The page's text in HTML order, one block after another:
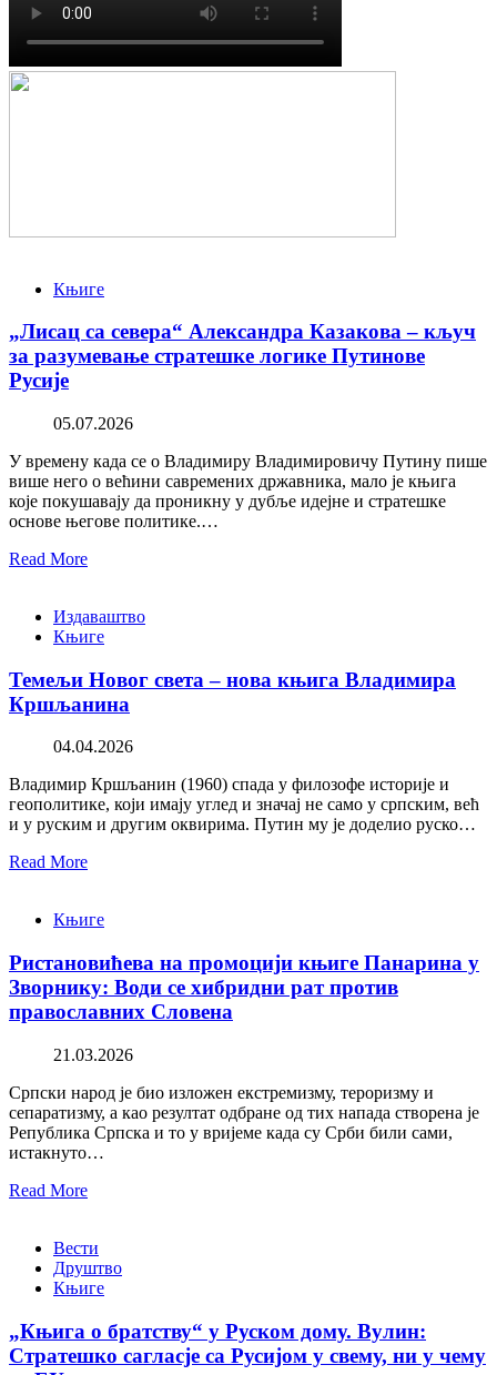
Књиге
„Лисац са севера“ Александра Казакова – кључ
за разумевање стратешке логике Путинове
Русије
05.07.2026
У времену када се о Владимиру Владимировичу Путину пише
више него о већини савремених државника, мало је књига
које покушавају да проникну у дубље идејне и стратешке
основе његове политике.…
Read More
Издаваштво
Књиге
Темељи Новог света – нова књига Владимира
Кршљанина
04.04.2026
Владимир Кршљанин (1960) спада у филозофе историје и
геополитике, који имају углед и значај не само у српским, већ
и у руским и другим оквирима. Путин му је доделио руско…
Read More
Књиге
Ристановићева на промоцији књиге Панарина у
Зворнику: Води се хибридни рат против
православних Словена
21.03.2026
Српски народ је био изложен екстремизму, тероризму и
сепаратизму, а као резултат одбране од тих напада створена је
Република Српска и то у вријеме када су Срби били сами,
истакнуто…
Read More
Вести
Друштво
Књиге
„Књига о братству“ у Руском дому. Вулин:
Стратешко сагласје са Русијом у свему, ни у чему